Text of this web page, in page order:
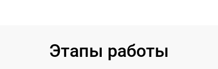
Этапы работы